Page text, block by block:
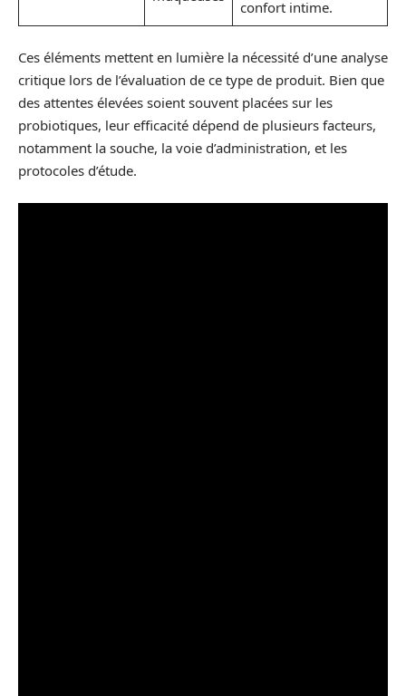
confort intime.
Ces éléments mettent en lumière la nécessité d’une analyse
critique lors de l’évaluation de ce type de produit. Bien que
des attentes élevées soient souvent placées sur les
probiotiques, leur efficacité dépend de plusieurs facteurs,
notamment la souche, la voie d’administration, et les
protocoles d’étude.